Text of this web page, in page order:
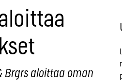
Brgrs aloittaa oman